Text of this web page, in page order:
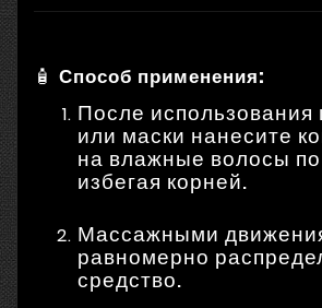
🧴 Способ применения:
После
или маски нанесите
на влажные волосы
избегая корней.
Массажными
равномерно
средство.